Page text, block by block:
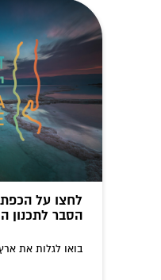
לחצו על
הסבר לתכנון
בואו לגלות את